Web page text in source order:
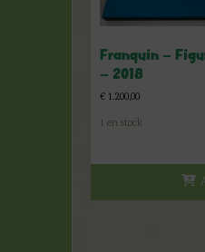
Franquin –
– 2018
€ 1.200,00
1 en stock